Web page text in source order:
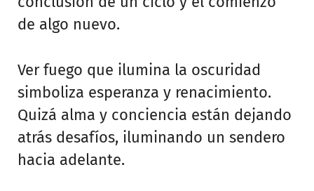
de algo nuevo.
Ver fuego que ilumina la oscuridad
simboliza esperanza y renacimiento.
Quizá alma y conciencia están dejando
atrás desafíos, iluminando un sendero
hacia adelante.